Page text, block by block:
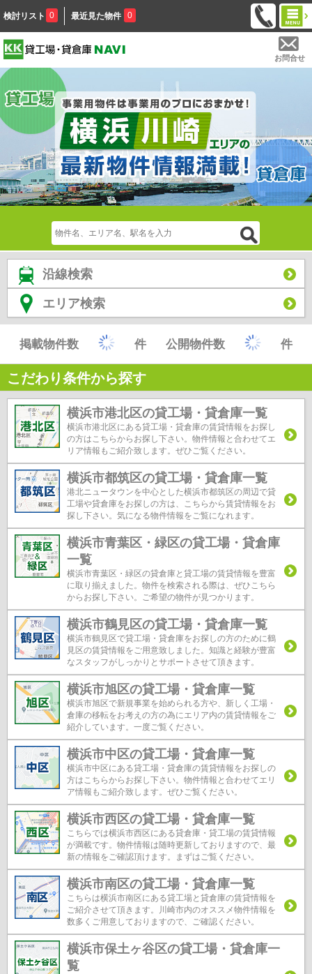
検討リスト 0 最近見た物件 0
お問合せ
沿線検索
エリア検索
掲載物件数 件 公開物件数 件
こだわり条件から探す
横浜市港北区の貸工場・貸倉庫一覧
横浜市港北区にある貸工場・貸倉庫の賃貸情報をお探し
の方はこちらからお探し下さい。物件情報と合わせてエ
リア情報もご紹介致します。ぜひご覧ください。
横浜市都筑区の貸工場・貸倉庫一覧
港北ニュータウンを中心とした横浜市都筑区の周辺で貸
工場や貸倉庫をお探しの方は、こちらから賃貸情報をお
探し下さい。気になる物件情報をご覧になれます。
横浜市青葉区・緑区の貸工場・貸倉庫
一覧
横浜市青葉区・緑区の貸倉庫と貸工場の賃貸情報を豊富
に取り揃えました。物件を検索される際は、ぜひこちら
からお探し下さい。ご希望の物件が見つかります。
横浜市鶴見区の貸工場・貸倉庫一覧
横浜市鶴見区で貸工場・貸倉庫をお探しの方のために鶴
見区の賃貸情報をご用意致しました。知識と経験が豊富
なスタッフがしっかりとサポートさせて頂きます。
横浜市旭区の貸工場・貸倉庫一覧
横浜市旭区で新規事業を始められる方や、新しく工場・
倉庫の移転をお考えの方の為にエリア内の賃貸情報をご
紹介しています。一度ご覧ください。
横浜市中区の貸工場・貸倉庫一覧
横浜市中区にある貸工場・貸倉庫の賃貸情報をお探しの
方はこちらからお探し下さい。物件情報と合わせてエリ
ア情報もご紹介致します。ぜひご覧ください。
横浜市西区の貸工場・貸倉庫一覧
こちらでは横浜市西区にある貸倉庫・貸工場の賃貸情報
が満載です。物件情報は随時更新しておりますので、最
新の情報をご確認頂けます。まずはご覧ください。
横浜市南区の貸工場・貸倉庫一覧
こちらは横浜市南区にある貸工場と貸倉庫の賃貸情報を
ご紹介させて頂きます。川崎市内のオススメ物件情報を
数多くご用意しておりますので、ご確認ください。
横浜市保土ヶ谷区の貸工場・貸倉庫一
覧